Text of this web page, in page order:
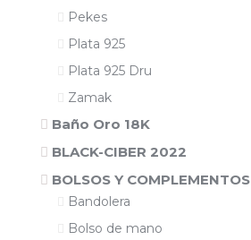
Pekes
Plata 925
Plata 925 Dru
Zamak
Baño Oro 18K
BLACK-CIBER 2022
BOLSOS Y COMPLEMENTOS
Bandolera
Bolso de mano